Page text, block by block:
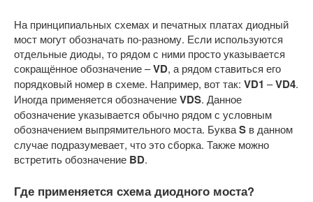
На принципиальных схемах и печатных платах диодный
мост могут обозначать по-разному. Если используются
отдельные диоды, то рядом с ними просто указывается
сокращённое обозначение –VD, а рядом ставиться его
порядковый номер в схеме. Например, вот так: VD1 –VD4.
Иногда применяется обозначениеVDS. Данное
обозначение указывается обычно рядом с условным
обозначением выпрямительного моста. БукваS в данном
случае подразумевает, что это сборка. Также можно
встретить обозначение BD.
Где применяется схема диодного моста?